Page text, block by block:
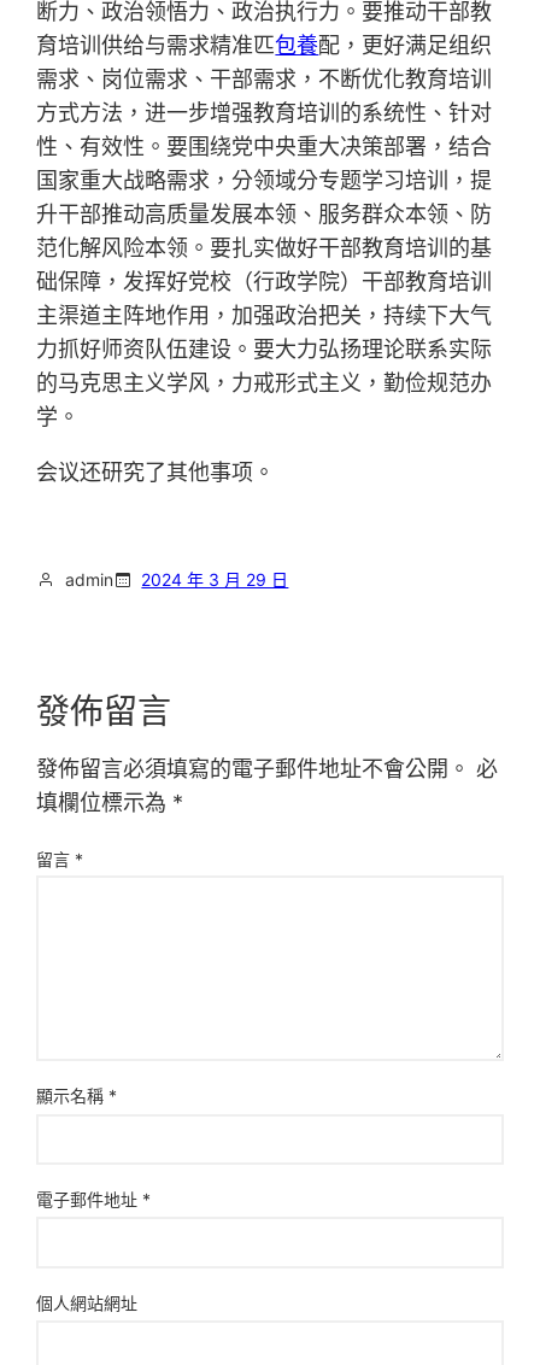
断力、政治领悟力、政治执行力。要推动干部教
育培训供给与需求精准匹包養配，更好满足组织
需求、岗位需求、干部需求，不断优化教育培训
方式方法，进一步增强教育培训的系统性、针对
性、有效性。要围绕党中央重大决策部署，结合
国家重大战略需求，分领域分专题学习培训，提
升干部推动高质量发展本领、服务群众本领、防
范化解风险本领。要扎实做好干部教育培训的基
础保障，发挥好党校（行政学院）干部教育培训
主渠道主阵地作用，加强政治把关，持续下大气
力抓好师资队伍建设。要大力弘扬理论联系实际
的马克思主义学风，力戒形式主义，勤俭规范办
学。
会议还研究了其他事项。
admin 2024 年 3 月 29 日
發佈留言
發佈留言必須填寫的電子郵件地址不會公開。 必
填欄位標示為 *
留言 *
顯示名稱 *
電子郵件地址 *
個人網站網址